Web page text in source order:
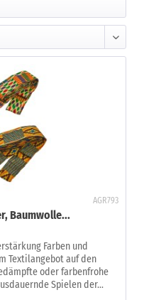
AGR793
Baumwolle...
Farben und
Textilangebot auf den
oder farbenfrohe
Spielen der...